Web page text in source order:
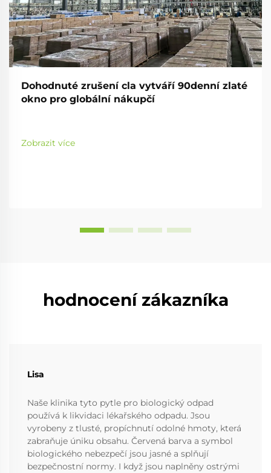
Dohodnuté zrušení cla vytváří 90denní zlaté
okno pro globální nákupčí
Zobrazit více
hodnocení zákazníka
Lisa
Naše klinika tyto pytle pro biologický odpad
používá k likvidaci lékařského odpadu. Jsou
vyrobeny z tlusté, propíchnutí odolné hmoty, která
zabraňuje úniku obsahu. Červená barva a symbol
biologického nebezpečí jsou jasné a splňují
bezpečnostní normy. I když jsou naplněny ostrými